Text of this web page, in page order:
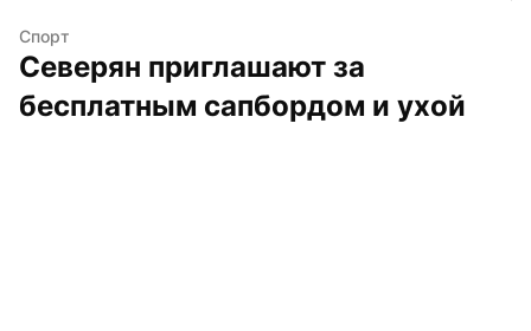
Спорт
Северян приглашают за
бесплатным сапбордом и ухой